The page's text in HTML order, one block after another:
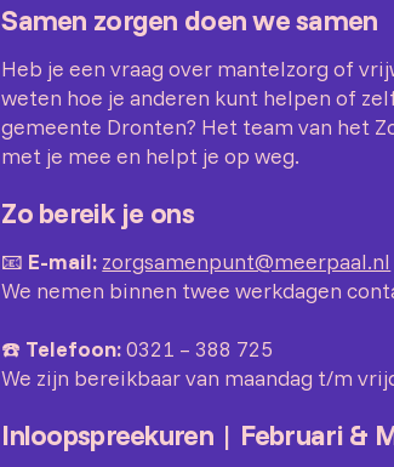
Samen zorgen doen we samen
Heb je een vraag over mantelzorg of
weten hoe je anderen kunt helpen of
gemeente Dronten? Het team van het
met je mee en helpt je op weg.
Zo bereik je ons
📧 E-mail: zorgsamenpunt@meerpaal.nl
We nemen binnen twee werkdagen
☎️ Telefoon:0321 – 388 725
We zijn bereikbaar van maandag t/m
Inloopspreekuren | Februari &